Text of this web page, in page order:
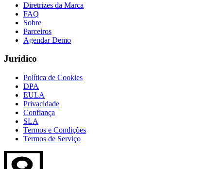
Diretrizes da Marca
FAQ
Sobre
Parceiros
Agendar Demo
Jurídico
Política de Cookies
DPA
EULA
Privacidade
Confiança
SLA
Termos e Condições
Termos de Serviço